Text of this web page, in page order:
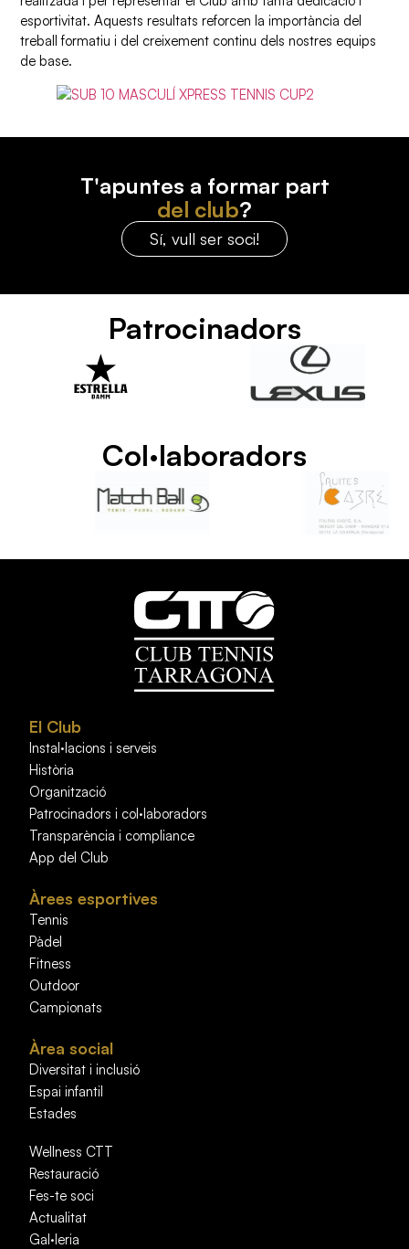
esportivitat. Aquests resultats reforcen la importància del
treball formatiu i del creixement continu dels nostres equips
de base.
T'apuntes a formar part
del club?
Sí, vull ser soci!
Patrocinadors
Col·laboradors
El Club
Instal·lacions i serveis
Història
Organització
Patrocinadors i col·laboradors
Transparència i compliance
App del Club
Àrees esportives
Tennis
Pàdel
Fitness
Outdoor
Campionats
Àrea social
Diversitat i inclusió
Espai infantil
Estades
Wellness CTT
Restauració
Fes-te soci
Actualitat
Gal·leria